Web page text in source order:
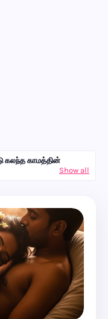
கலந்த காமத்தின்
Show all